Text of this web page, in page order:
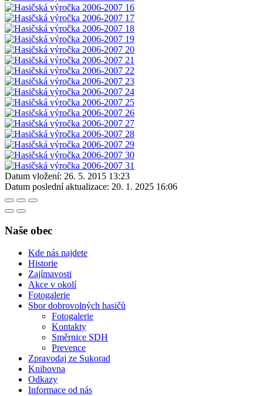
Datum vložení: 26. 5. 2015 13:23
Datum poslední aktualizace: 20. 1. 2025 16:06
Naše obec
Kde nás najdete
Historie
Zajímavosti
Akce v okolí
Fotogalerie
Sbor dobrovolných hasičů
Fotogalerie
Kontakty
Směrnice SDH
Prevence
Zpravodaj ze Sukorad
Knihovna
Odkazy
Informace od nás